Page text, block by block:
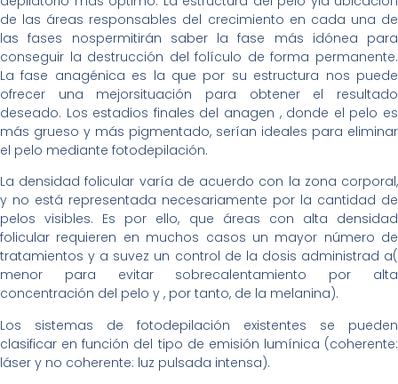
de las áreas responsables del crecimiento en cada una de
las fases nospermitirán saber la fase más idónea para
conseguir la destrucción del folículo de forma permanente.
La fase anagénica es la que por su estructura nos puede
ofrecer una mejorsituación para obtener el resultado
deseado. Los estadios finales del anagen , donde el pelo es
más grueso y más pigmentado, serían ideales para eliminar
el pelo mediante fotodepilación.
La densidad folicular varía de acuerdo con la zona corporal,
y no está representada necesariamente por la cantidad de
pelos visibles. Es por ello, que áreas con alta densidad
folicular requieren en muchos casos un mayor número de
tratamientos y a suvez un control de la dosis administrad a(
menor para evitar sobrecalentamiento por alta
concentración del pelo y , por tanto, de la melanina).
Los sistemas de fotodepilación existentes se pueden
clasificar en función del tipo de emisión lumínica (coherente:
láser y no coherente: luz pulsada intensa).